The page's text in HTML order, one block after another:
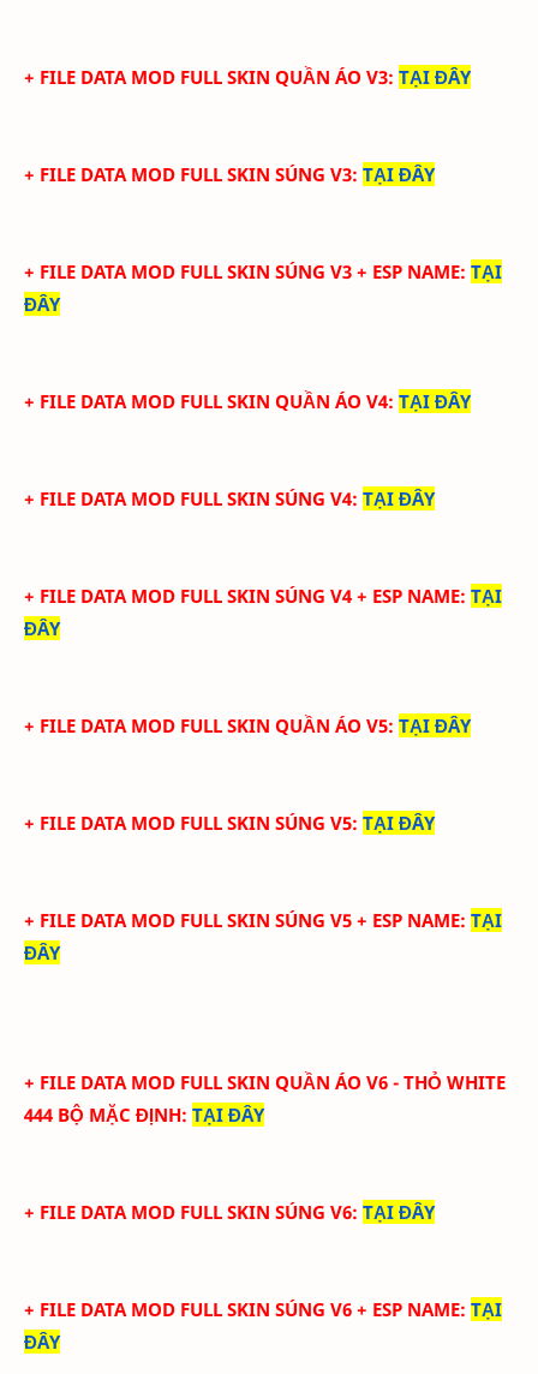
+ FILE DATA MOD FULL SKIN QUẦN ÁO V3: TẠI ĐÂY
+ FILE DATA MOD FULL SKIN SÚNG V3: TẠI ĐÂY
+ FILE DATA MOD FULL SKIN SÚNG V3 + ESP NAME: TẠI
ĐÂY
+ FILE DATA MOD FULL SKIN QUẦN ÁO V4: TẠI ĐÂY
+ FILE DATA MOD FULL SKIN SÚNG V4: TẠI ĐÂY
+ FILE DATA MOD FULL SKIN SÚNG V4 + ESP NAME: TẠI
ĐÂY
+ FILE DATA MOD FULL SKIN QUẦN ÁO V5: TẠI ĐÂY
+ FILE DATA MOD FULL SKIN SÚNG V5: TẠI ĐÂY
+ FILE DATA MOD FULL SKIN SÚNG V5 + ESP NAME: TẠI
ĐÂY
+ FILE DATA MOD FULL SKIN QUẦN ÁO V6 - THỎ WHITE
444 BỘ MẶC ĐỊNH: TẠI ĐÂY
+ FILE DATA MOD FULL SKIN SÚNG V6: TẠI ĐÂY
+ FILE DATA MOD FULL SKIN SÚNG V6 + ESP NAME: TẠI
ĐÂY